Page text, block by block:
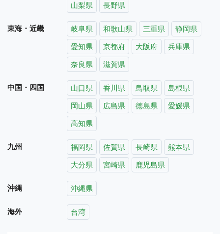
山梨県
長野県
東海・近畿 岐阜県 和歌山県 三重県
静岡県
愛知県
京都府 大阪府
兵庫県
奈良県
滋賀県
中国・四国 山口県 香川県 鳥取県
島根県
岡山県
広島県 徳島県
愛媛県
高知県
九州 福岡県 佐賀県 長崎県
熊本県
大分県
宮崎県 鹿児島県
沖縄 沖縄県
海外 台湾